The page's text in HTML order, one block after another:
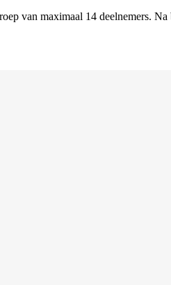
van maximaal 14 deelnemers.